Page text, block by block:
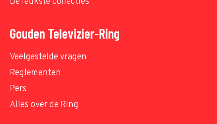
Gouden Televizier-Ring
Veelgestelde vragen
Reglementen
Pers
Alles over de Ring